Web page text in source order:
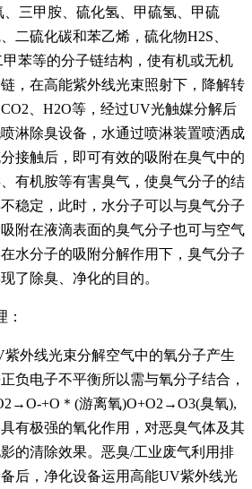
三甲胺、硫化氢、甲硫氢、甲硫
二硫化碳和苯乙烯，硫化物H2S、
苯等的分子链结构，使有机或无机
，在高能紫外线光束照射下，降解转
、H2O等，经过UV光触媒分解后
淋除臭设备， 水通过喷淋装置喷洒成
接触后，即可有效的吸附在臭气中的
有机胺等有害臭气，使臭气分子的结
稳定，此时，水分子可以与臭气分子
附在液滴表面的臭气分子也可与空气
水分子的吸附分解作用下，臭气分子
了除臭、净化的目的。
外线光束分解空气中的氧分子产生
负电子不平衡所以需与氧分子结合，
+O＊(游离氧)O+O2→O3(臭氧),
有极强的氧化作用，对恶臭气体及其
的清除效果。恶臭/工业废气利用排
后，净化设备运用高能UV紫外线光